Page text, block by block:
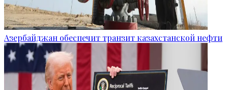
Азербайджан обеспечит транзит казахстанской нефти